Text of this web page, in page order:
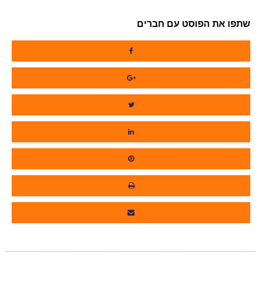
שתפו את הפוסט עם חברים